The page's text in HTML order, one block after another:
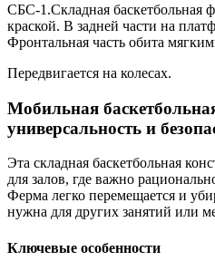
СБС-1.Складная баскетбольная
краской. В задней части на
Фронтальная часть обита
Передвигается на колесах.
Мобильная
универсальность и
Эта складная баскетбольная
для залов, где важно
Ферма легко перемещается и
нужна для других занятий или
Ключевые особенности